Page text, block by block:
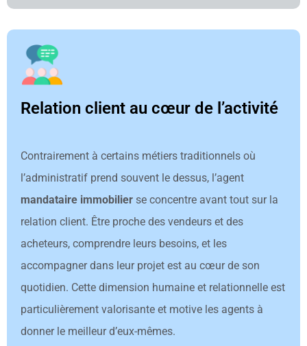
Relation client au cœur de l’activité
Contrairement à certains métiers traditionnels où
l’administratif prend souvent le dessus, l’agent
mandataire immobilier se concentre avant tout sur la
relation client. Être proche des vendeurs et des
acheteurs, comprendre leurs besoins, et les
accompagner dans leur projet est au cœur de son
quotidien. Cette dimension humaine et relationnelle est
particulièrement valorisante et motive les agents à
donner le meilleur d’eux-mêmes.